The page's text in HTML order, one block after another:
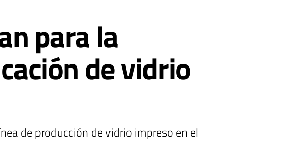
para la
de vidrio
de producción de vidrio impreso en el